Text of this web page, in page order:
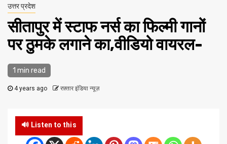
उत्तर प्रदेश
सीतापुर में स्टाफ नर्स का फिल्मी गानों
पर ठुमके लगाने का,वीडियो वायरल-
1 min read
4 years ago रफ़्तार इंडिया न्यूज़
🔊 Listen to this